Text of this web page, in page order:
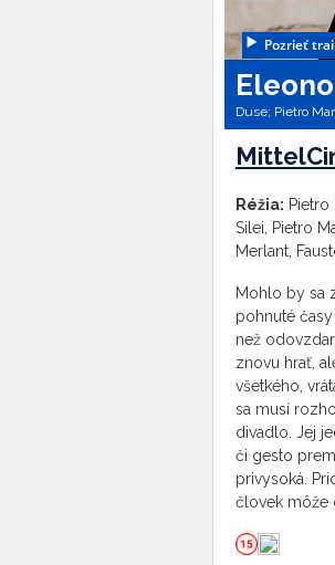
Pozrieť
Duse; Pietro
Réžia: Pietro
Silei, Pietro
Merlant,
Mohlo by sa
pohnuté
než
znovu hrať,
všetkého,
sa musí
divadlo. Jej
či gesto
privysoká.
človek môže